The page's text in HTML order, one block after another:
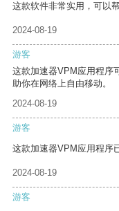
这款软件非常实用，可以
2024-08-19
游客
这款加速器VPM应用程序
助你在网络上自由移动。
2024-08-19
游客
这款加速器VPM应用程序
2024-08-19
游客